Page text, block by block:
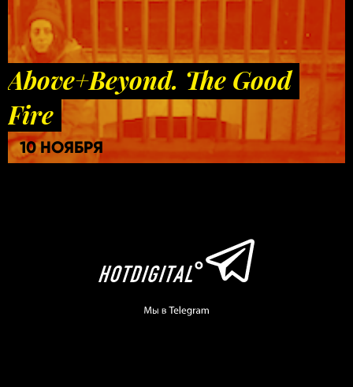
Above+Beyond. The Good
Fire
10 НОЯБРЯ